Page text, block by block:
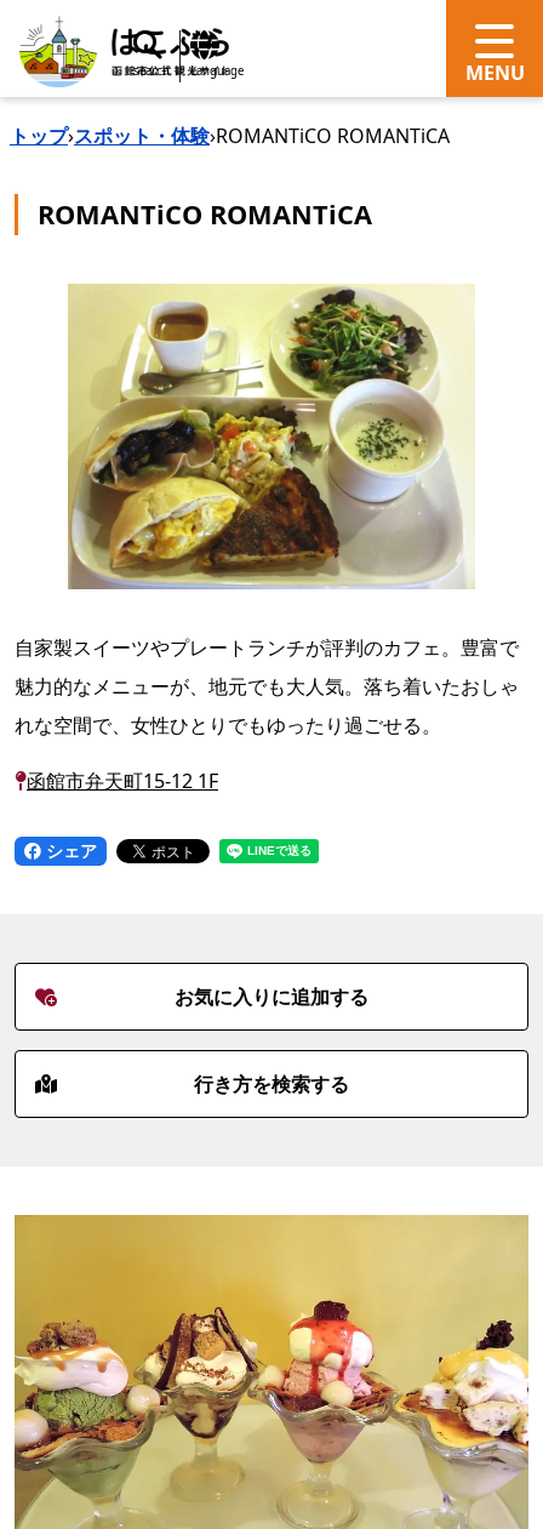
search Language
トップ›スポット・体験›ROMANTiCO ROMANTiCA
ROMANTiCO ROMANTiCA
自家製スイーツやプレートランチが評判のカフェ。豊富で
魅力的なメニューが、地元でも大人気。落ち着いたおしゃ
れな空間で、女性ひとりでもゆったり過ごせる。
函館市弁天町15-12 1F
シェア
お気に入りに追加する
行き方を検索する